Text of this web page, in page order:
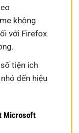
không
với Firefox
tiện ích
đến hiệu
Microsoft